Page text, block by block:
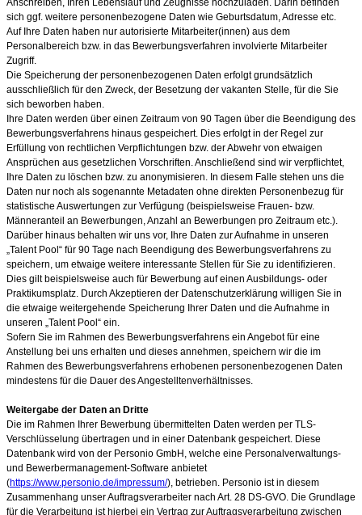
Anschreiben, Ihren Lebenslauf und Zeugnisse hochzuladen. Darin befinden
sich ggf. weitere personenbezogene Daten wie Geburtsdatum, Adresse etc.
Auf Ihre Daten haben nur autorisierte Mitarbeiter(innen) aus dem
Personalbereich bzw. in das Bewerbungsverfahren involvierte Mitarbeiter
Zugriff.
Die Speicherung der personenbezogenen Daten erfolgt grundsätzlich
ausschließlich für den Zweck, der Besetzung der vakanten Stelle, für die Sie
sich beworben haben.
Ihre Daten werden über einen Zeitraum von 90 Tagen über die Beendigung des
Bewerbungsverfahrens hinaus gespeichert. Dies erfolgt in der Regel zur
Erfüllung von rechtlichen Verpflichtungen bzw. der Abwehr von etwaigen
Ansprüchen aus gesetzlichen Vorschriften. Anschließend sind wir verpflichtet,
Ihre Daten zu löschen bzw. zu anonymisieren. In diesem Falle stehen uns die
Daten nur noch als sogenannte Metadaten ohne direkten Personenbezug für
statistische Auswertungen zur Verfügung (beispielsweise Frauen- bzw.
Männeranteil an Bewerbungen, Anzahl an Bewerbungen pro Zeitraum etc.).
Darüber hinaus behalten wir uns vor, Ihre Daten zur Aufnahme in unseren
„Talent Pool“ für 90 Tage nach Beendigung des Bewerbungsverfahrens zu
speichern, um etwaige weitere interessante Stellen für Sie zu identifizieren.
Dies gilt beispielsweise auch für Bewerbung auf einen Ausbildungs- oder
Praktikumsplatz. Durch Akzeptieren der Datenschutzerklärung willigen Sie in
die etwaige weitergehende Speicherung Ihrer Daten und die Aufnahme in
unseren „Talent Pool“ ein.
Sofern Sie im Rahmen des Bewerbungsverfahrens ein Angebot für eine
Anstellung bei uns erhalten und dieses annehmen, speichern wir die im
Rahmen des Bewerbungsverfahrens erhobenen personenbezogenen Daten
mindestens für die Dauer des Angestelltenverhältnisses.
Weitergabe der Daten an Dritte
Die im Rahmen Ihrer Bewerbung übermittelten Daten werden per TLS-
Verschlüsselung übertragen und in einer Datenbank gespeichert. Diese
Datenbank wird von der Personio GmbH, welche eine Personalverwaltungs-
und Bewerbermanagement-Software anbietet
(https://www.personio.de/impressum/), betrieben. Personio ist in diesem
Zusammenhang unser Auftragsverarbeiter nach Art. 28 DS-GVO. Die Grundlage
für die Verarbeitung ist hierbei ein Vertrag zur Auftragsverarbeitung zwischen